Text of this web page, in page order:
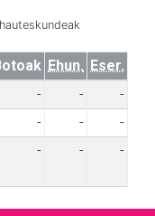
Ehun. Eser.
- -
-
- -
-
- - -